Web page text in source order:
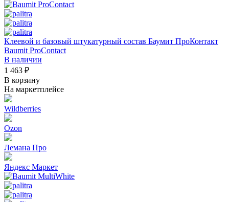
Клеевой и базовый штукатурный состав Баумит ПроКонтакт
Baumit ProContact
В наличии
1 463 ₽
В корзину
На маркетплейсе
Wildberries
Ozon
Лемана Про
Яндекс Маркет